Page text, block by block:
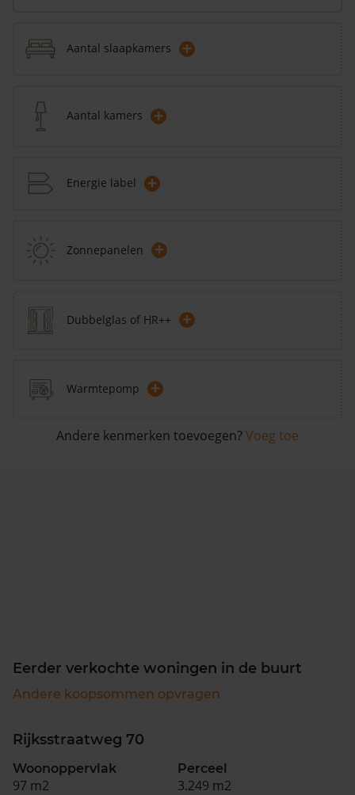
Aantal slaapkamers +
Aantal kamers +
Energie label +
Zonnepanelen +
Dubbelglas of HR++ +
Warmtepomp +
Andere kenmerken toevoegen? Voeg toe
Eerder verkochte woningen in de buurt
Andere koopsommen opvragen
Rijksstraatweg 70
Woonoppervlak
97 m2
Perceel
3.249 m2